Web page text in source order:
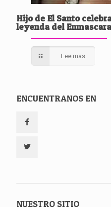
Hijo de El Santo
leyenda del
Lee mas
ENCUENTRANOS EN
NUESTRO SITIO